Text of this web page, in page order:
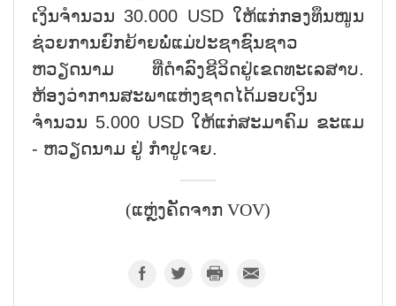
ເງິນຈຳນວນ 30.000 USD ໃຫ້ແກ່ກອງທຶນໜູນ
ຊ່ວຍການຍົກຍ້າຍພໍ່ແມ່ປະຊາຊົນຊາວ
ຫວຽດນາມ ທີ່ດຳລົງຊີວິດຢູ່ເຂດທະເລສາບ.
ຫ້ອງວ່າການສະພາແຫ່ງຊາດໄດ້ມອບເງິນ
ຈຳນວນ 5.000 USD ໃຫ້ແກ່ສະມາຄົມ ຂະແມ
- ຫວຽດນາມ ຢູ່ ກຳປູເຈຍ.
(ແຫຼ່ງຄັດຈາກ VOV)